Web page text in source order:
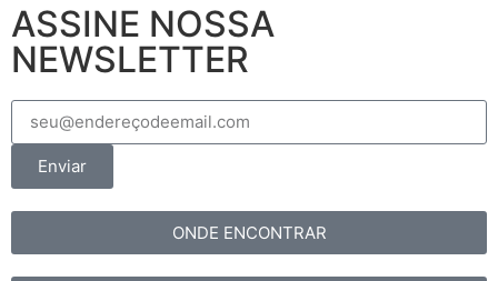
ASSINE NOSSA
NEWSLETTER
Enviar
ONDE ENCONTRAR